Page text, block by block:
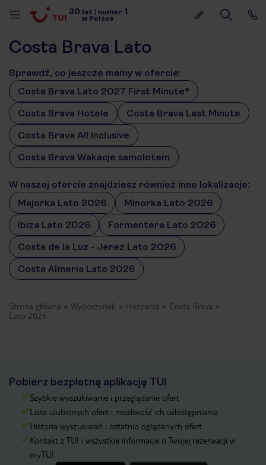
30 lat numer 1
w Polsce
Costa Brava Lato
Sprawdź, co jeszcze mamy w ofercie:
Costa Brava Lato 2027 First Minute®
Costa Brava Hotele
Costa Brava Last Minute
Costa Brava All Inclusive
Costa Brava Wakacje samolotem
W naszej ofercie znajdziesz również inne lokalizacje:
Majorka Lato 2026
Minorka Lato 2026
Ibiza Lato 2026
Formentera Lato 2026
Costa de la Luz - Jerez Lato 2026
Costa Almeria Lato 2026
Strona główna Wypoczynek Hiszpania
Costa Brava
Lato 2026
Pobierz bezpłatną aplikację TUI
Szybkie wyszukiwanie i przeglądanie ofert
Lista ulubionych ofert i możliwość ich udostępniania
Historia wyszukiwań i ostatnio oglądanych ofert
Kontakt z TUI i wszystkie informacje o Twojej rezerwacji w
myTUI